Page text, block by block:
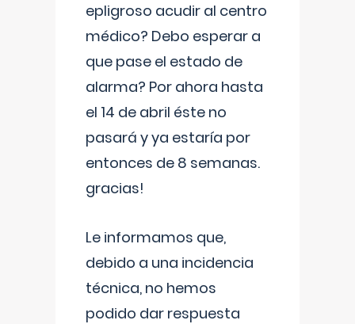
epligroso acudir al centro
médico? Debo esperar a
que pase el estado de
alarma? Por ahora hasta
el 14 de abril éste no
pasará y ya estaría por
entonces de 8 semanas.
gracias!
Le informamos que,
debido a una incidencia
técnica, no hemos
podido dar respuesta